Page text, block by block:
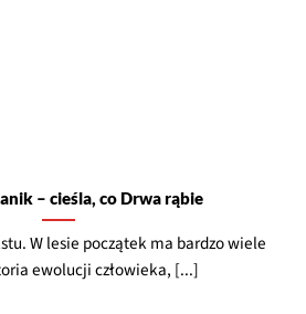
– cieśla, co Drwa rąbie
W lesie początek ma bardzo wiele
ewolucji człowieka, [...]